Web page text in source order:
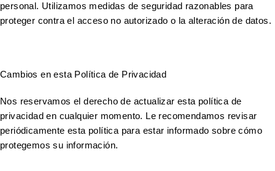
personal. Utilizamos medidas de seguridad razonables para
proteger contra el acceso no autorizado o la alteración de datos.
Cambios en esta Política de Privacidad
Nos reservamos el derecho de actualizar esta política de
privacidad en cualquier momento. Le recomendamos revisar
periódicamente esta política para estar informado sobre cómo
protegemos su información.